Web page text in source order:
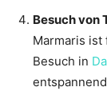
Besuch von
Marmaris ist
Besuch in